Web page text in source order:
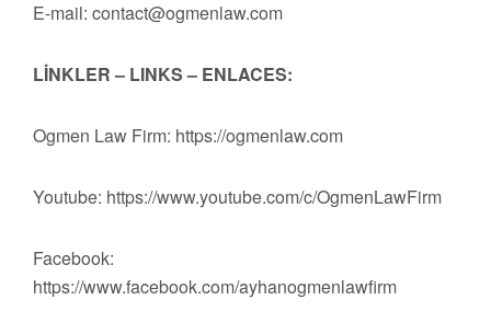
E-mail: contact@ogmenlaw.com
LİNKLER – LINKS – ENLACES:
Ogmen Law Firm: https://ogmenlaw.com
Youtube: https://www.youtube.com/c/OgmenLawFirm
Facebook:
https://www.facebook.com/ayhanogmenlawfirm